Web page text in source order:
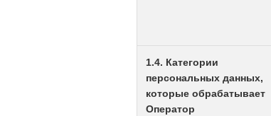
1.4. Категории
персональных данных,
которые обрабатывает
Оператор